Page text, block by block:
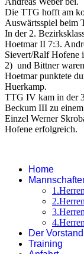
Die TTG hofft am
Auswärtsspiel beim
In der 2.
Hoetmar II 7:3.
Sievert/Ralf Hofene
2) und Bittner
Hoetmar punktete
Huerkamp.
TTG IV kam in der
Beckum III zu
Einzel Werner
Hofene erfolgreich.
Home
1.Herren
2.Herren
3.Herren
4.Herren
Der Vorstand
Training